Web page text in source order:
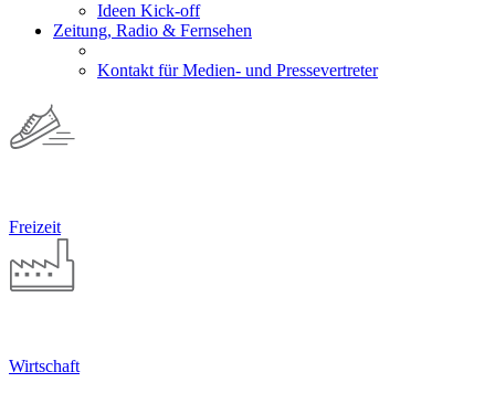
Ideen Kick-off
Zeitung, Radio & Fernsehen
Kontakt für Medien- und Pressevertreter
Freizeit
Wirtschaft